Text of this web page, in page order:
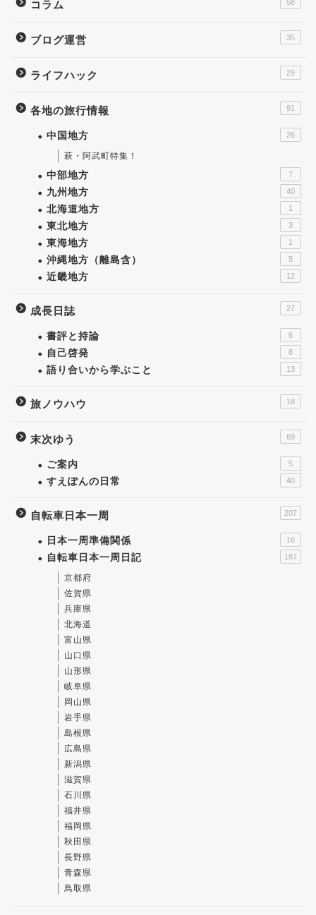
コラム 58
ブログ運営 35
ライフハック 29
各地の旅行情報 91
中国地方 26
萩・阿武町特集！
中部地方 7
九州地方 40
北海道地方 1
東北地方 3
東海地方 1
沖縄地方（離島含） 5
近畿地方 12
成長日誌 27
書評と持論 6
自己啓発 8
語り合いから学ぶこと 13
旅ノウハウ 18
末次ゆう 69
ご案内 5
すえぽんの日常 40
自転車日本一周 207
日本一周準備関係 16
自転車日本一周日記 187
京都府
佐賀県
兵庫県
北海道
富山県
山口県
山形県
岐阜県
岡山県
岩手県
島根県
広島県
新潟県
滋賀県
石川県
福井県
福岡県
秋田県
長野県
青森県
鳥取県